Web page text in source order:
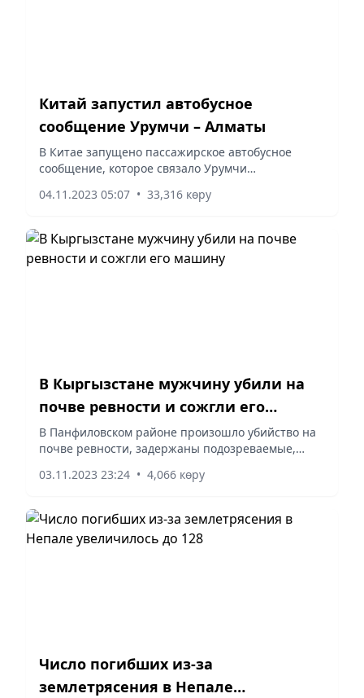
Китай запустил автобусное
сообщение Урумчи – Алматы
В Китае запущено пассажирское автобусное
сообщение, которое связало Урумчи
автономного района на северо-западе страны) с
04.11.2023 05:07 • 33,316 көру
В Кыргызстане мужчину убили на
почве ревности и сожгли его
машину
В Панфиловском районе произошло убийство на
почве ревности, задержаны подозреваемые,
Чуйской области.
03.11.2023 23:24 • 4,066 көру
Число погибших из-за
землетрясения в Непале